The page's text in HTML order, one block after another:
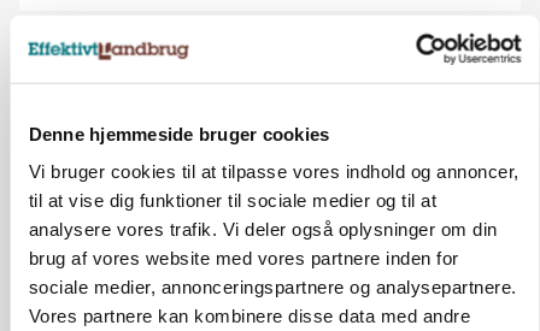
Denne hjemmeside bruger cookies
Vi bruger cookies til at tilpasse vores indhold og annoncer,
til at vise dig funktioner til sociale medier og til at
analysere vores trafik. Vi deler også oplysninger om din
brug af vores website med vores partnere inden for
sociale medier, annonceringspartnere og analysepartnere.
Vores partnere kan kombinere disse data med andre